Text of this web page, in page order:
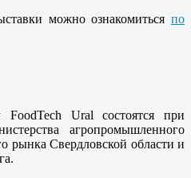
можно ознакомиться по
Ural состоятся при
агропромышленного
рынка Свердловской области и